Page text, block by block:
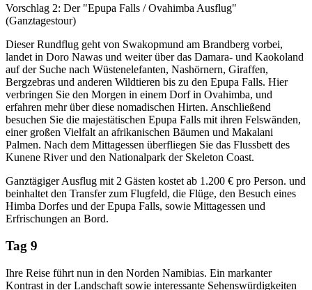
Vorschlag 2: Der "Epupa Falls / Ovahimba Ausflug"
(Ganztagestour)
Dieser Rundflug geht von Swakopmund am Brandberg vorbei,
landet in Doro Nawas und weiter über das Damara- und Kaokoland
auf der Suche nach Wüstenelefanten, Nashörnern, Giraffen,
Bergzebras und anderen Wildtieren bis zu den Epupa Falls. Hier
verbringen Sie den Morgen in einem Dorf in Ovahimba, und
erfahren mehr über diese nomadischen Hirten. Anschließend
besuchen Sie die majestätischen Epupa Falls mit ihren Felswänden,
einer großen Vielfalt an afrikanischen Bäumen und Makalani
Palmen. Nach dem Mittagessen überfliegen Sie das Flussbett des
Kunene River und den Nationalpark der Skeleton Coast.
Ganztägiger Ausflug mit 2 Gästen kostet ab 1.200 € pro Person. und
beinhaltet den Transfer zum Flugfeld, die Flüge, den Besuch eines
Himba Dorfes und der Epupa Falls, sowie Mittagessen und
Erfrischungen an Bord.
Tag 9
Ihre Reise führt nun in den Norden Namibias. Ein markanter
Kontrast in der Landschaft sowie interessante Sehenswürdigkeiten